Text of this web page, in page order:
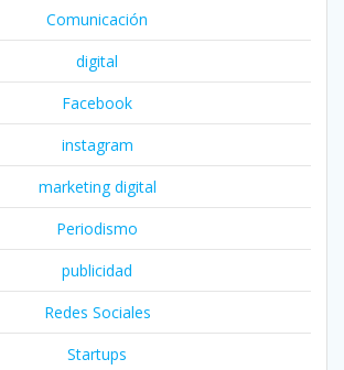
Comunicación
digital
Facebook
instagram
marketing digital
Periodismo
publicidad
Redes Sociales
Startups